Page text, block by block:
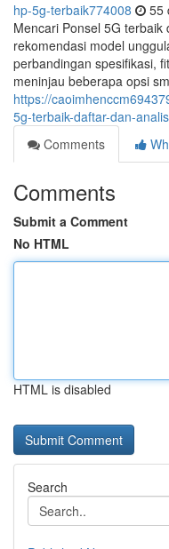
hp-5g-terbaik774008 55
Mencari Ponsel 5G
rekomendasi model
perbandingan spesifikasi,
meninjau beberapa opsi
https://
5g-terbaik-daftar-dan-
Comments
Comments
Submit a Comment
No HTML
HTML is disabled
Search